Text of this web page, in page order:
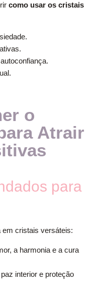
como usar os cristais
o
Atrair
para
cristais versáteis:
a harmonia e a cura
interior e proteção